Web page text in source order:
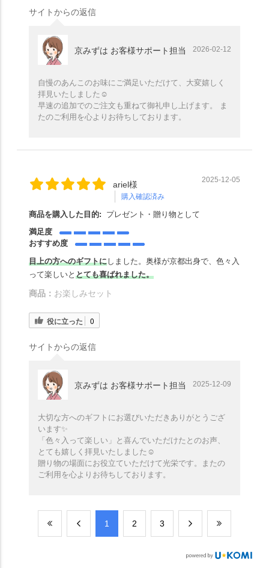
サイトからの返信
京みずは お客様サポート担当 2026-02-12
自慢のあんこのお味にご満足いただけて、大変嬉しく
拝見いたしました☺️
早速の追加でのご注文も重ねて御礼申し上げます。 ま
たのご利用を心よりお待ちしております。
ariel様
購入確認済み
2025-12-05
商品を購入した目的:
プレゼント・贈り物として
満足度
おすすめ度
目上の方へのギフトにしました。奥様が京都出身で、色々入
って楽しいと とても喜ばれました。
商品： お楽しみセット
役に立った 0
サイトからの返信
京みずは お客様サポート担当 2025-12-09
大切な方へのギフトにお選びいただきありがとうござ
います✨️
「色々入って楽しい」と喜んでいただけたとのお声、
とても嬉しく拝見いたしました☺️
贈り物の場面にお役立ていただけて光栄です。またの
ご利用を心よりお待ちしております。
​1 ​2 ​3